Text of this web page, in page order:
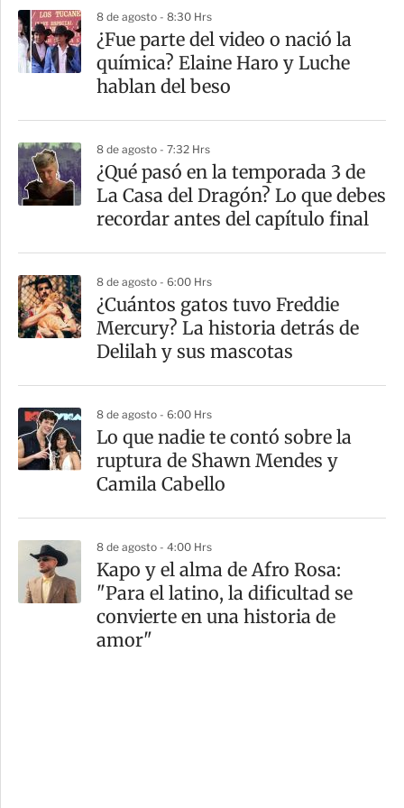
a
r
t
8 de agosto - 8:30 Hrs
¿Fue parte del video o nació la
química? Elaine Haro y Luche
hablan del beso
8 de agosto - 7:32 Hrs
⁠¿Qué pasó en la temporada 3 de
La Casa del Dragón? Lo que debes
recordar antes del capítulo final
8 de agosto - 6:00 Hrs
¿Cuántos gatos tuvo Freddie
Mercury? La historia detrás de
Delilah y sus mascotas
8 de agosto - 6:00 Hrs
Lo que nadie te contó sobre la
ruptura de Shawn Mendes y
Camila Cabello
8 de agosto - 4:00 Hrs
Kapo y el alma de Afro Rosa:
"Para el latino, la dificultad se
convierte en una historia de
amor"